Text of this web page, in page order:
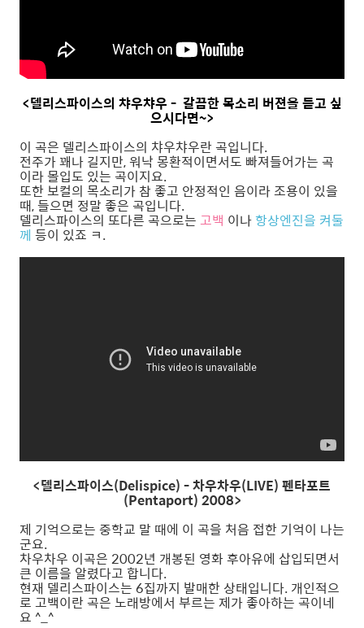
<델리스파이스의 챠우챠우 - 갈끔한 목소리 버젼을 듣고 싶
으시다면~>
이 곡은 델리스파이스의 챠우챠우란 곡입니다.
전주가 꽤나 길지만, 워낙 몽환적이면서도 빠져들어가는 곡
이라 몰입도 있는 곡이지요.
또한 보컬의 목소리가 참 좋고 안정적인 음이라 조용이 있을
때, 들으면 정말 좋은 곡입니다.
델리스파이스의 또다른 곡으로는 고백 이나 항상엔진을 켜둘
께 등이 있죠 ㅋ.
<델리스파이스(Delispice) - 차우차우(LIVE) 펜타포트
(Pentaport) 2008>
제 기억으로는 중학교 말 때에 이 곡을 처음 접한 기억이 나는
군요.
차우차우 이곡은 2002년 개봉된 영화 후아유에 삽입되면서
큰 이름을 알렸다고 합니다.
현재 델리스파이스는 6집까지 발매한 상태입니다. 개인적으
로 고백이란 곡은 노래방에서 부르는 제가 좋아하는 곡이네
요 ^_^